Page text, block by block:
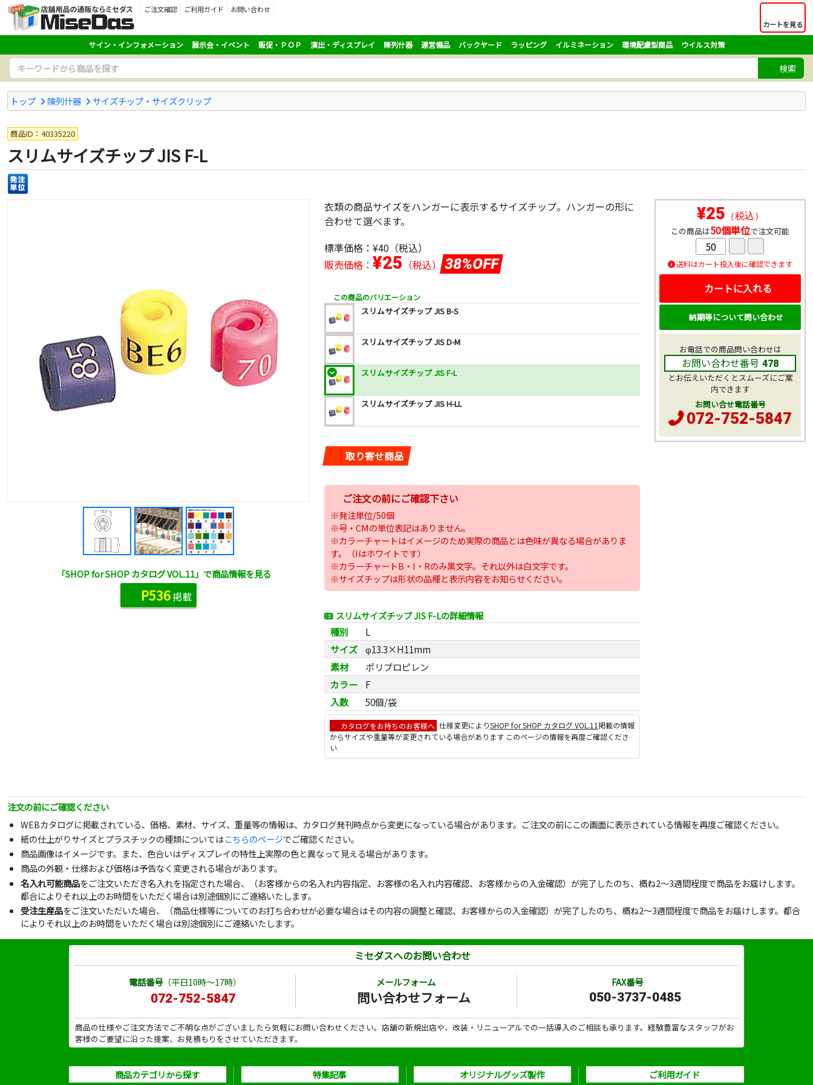
ご注文確認 ご利用ガイド
お問い合わせ
カートを見る
サイン・インフォメーション 展示会・イベント 販促・ＰＯＰ 演出・ディスプレイ 陳列什器 運営備品 バックヤード ラッピング イルミネーション 環境配慮型商品 ウイルス対策
検索
トップ 陳列什器 サイズチップ・サイズクリップ
商品ID：40335220
スリムサイズチップ JIS F-L
衣類の商品サイズをハンガーに表示するサイズチップ。ハンガーの形に
合わせて選べます。
標準価格： ¥40 （税込）
販売価格： ¥25 （税込） 38%OFF
この商品のバリエーション
スリムサイズチップ JIS B-S
スリムサイズチップ JIS D-M
スリムサイズチップ JIS F-L
スリムサイズチップ JIS H-LL
取り寄せ商品
ご注文の前にご確認下さい
※発注単位/50個
※号・CMの単位表記はありません。
※カラーチャートはイメージのため実際の商品とは色味が異なる場合がありま
す。（Iはホワイトです）
※カラーチャートB・I・Rのみ黒文字。それ以外は白文字です。
※サイズチップは形状の品種と表示内容をお知らせください。
スリムサイズチップ JIS F-Lの詳細情報
種別
L
サイズ φ13.3×H11mm
素材
ポリプロピレン
カラー
F
入数
50個/袋
カタログをお持ちのお客様へ 仕様変更によりSHOP for SHOP カタログ VOL.11掲載の情報
からサイズや重量等が変更されている場合があります このページの情報を再度ご確認くださ
い
¥25 （税込）
この商品は50個単位で注文可能
送料はカート投入後に確認できます
カートに入れる
納期等について問い合わせ
お電話での商品問い合わせは
お問い合わせ番号 478
とお伝えいただくとスムーズにご案
内できます
お問い合せ電話番号
072-752-5847
「SHOP for SHOP カタログ VOL.11」で商品情報を見る
P536掲載
注文の前にご確認ください
WEBカタログに掲載されている、価格、素材、サイズ、重量等の情報は、カタログ発刊時点から変更になっている場合があります。ご注文の前にこの画面に表示されている情報を再度ご確認ください。
紙の仕上がりサイズとプラスチックの種類についてはこちらのページでご確認ください。
商品画像はイメージです。また、色合いはディスプレイの特性上実際の色と異なって見える場合があります。
商品の外観・仕様および価格は予告なく変更される場合があります。
名入れ可能商品をご注文いただき名入れを指定された場合、（お客様からの名入れ内容指定、お客様の名入れ内容確認、お客様からの入金確認）が完了したのち、概ね2～3週間程度で商品をお届けします。
都合によりそれ以上のお時間をいただく場合は別途個別にご連絡いたします。
受注生産品をご注文いただいた場合、（商品仕様等についてのお打ち合わせが必要な場合はその内容の調整と確認、お客様からの入金確認）が完了したのち、概ね2～3週間程度で商品をお届けします。都合
によりそれ以上のお時間をいただく場合は別途個別にご連絡いたします。
ミセダスへのお問い合わせ
電話番号（平日10時～17時）
072-752-5847
メールフォーム
問い合わせフォーム
FAX番号
050-3737-0485
商品の仕様やご注文方法でご不明な点がございましたら気軽にお問い合わせください。店舗の新規出店や、改装・リニューアルでの一括導入のご相談も承ります。経験豊富なスタッフがお
客様のご要望に沿った提案、お見積もりをさせていただきます。
商品カテゴリから探す 特集記事 オリジナルグッズ製作 ご利用ガイド